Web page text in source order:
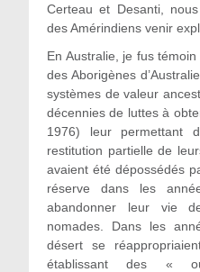
Certeau et Desanti,
des Amérindiens venir
En Australie, je fus
des Aborigènes
systèmes de valeur
décennies de luttes à
1976) leur permettant
restitution partielle de
avaient été dépossédés
réserve dans les
abandonner leur vie
nomades. Dans les
désert se
établissant des «